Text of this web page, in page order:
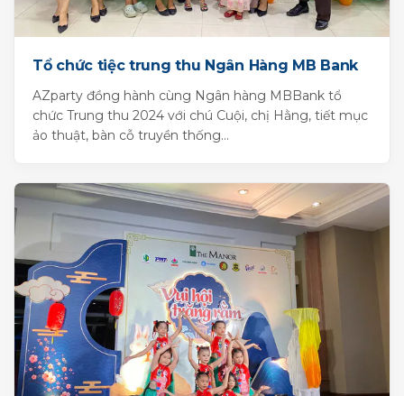
Tổ chức tiệc trung thu Ngân Hàng MB Bank
AZparty đồng hành cùng Ngân hàng MBBank tổ
chức Trung thu 2024 với chú Cuội, chị Hằng, tiết mục
ảo thuật, bàn cỗ truyền thống...